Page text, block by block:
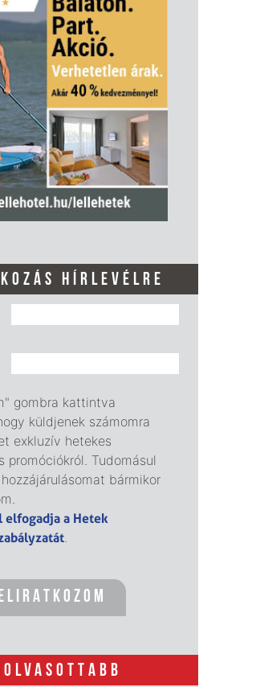
HÍRLEVÉLRE
gombra kattintva
küldjenek számomra
exkluzív hetekes
promóciókról. Tudomásul
bármikor
elfogadja a Hetek